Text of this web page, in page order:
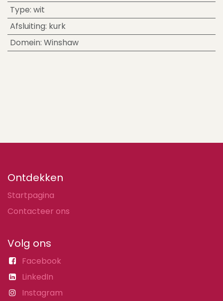
Type: wit
Afsluiting: kurk
Domein: Winshaw
Ontdekken
Startpagina
Contacteer ons
Volg ons
Facebook
LinkedIn
Instagram